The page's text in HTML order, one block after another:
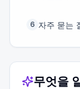
6 자주 묻는
무엇을